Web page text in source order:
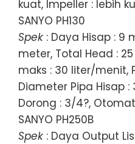
kuat, Impeller : lebih
SANYO PH130
Spek : Daya Hisap : 9
meter, Total Head :
maks : 30 liter/menit,
Diameter Pipa Hisap
Dorong : 3/4?,
SANYO PH250B
Spek : Daya Output